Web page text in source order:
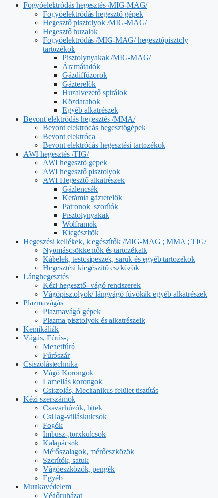
Fogyóelektródás hegesztés /MIG-MAG/
Fogyóelektródás hegesztő gépek
Hegesztő pisztolyok /MIG-MAG/
Hegesztő huzalok
Fogyóelektródás /MIG-MAG/ hegesztőpisztoly
tartozékok
Pisztolynyakak /MIG-MAG/
Áramátadók
Gázdiffúzorok
Gázterelők
Huzalvezető spirálok
Közdarabok
Egyéb alkatrészek
Bevont elektródás hegesztés /MMA/
Bevont elektródás hegesztőgépek
Bevont elektróda
Bevont elektródás hegesztési tartozékok
AWI hegesztés /TIG/
AWI hegesztő gépek
AWI hegesztő pisztolyok
AWI Hegesztő alkatrészek
Gázlencsék
Kerámia gázterelők
Patronok, szorítók
Pisztolynyakak
Wolframok
Kiegészítők
Hegeszési kellékek, kiegészítők /MIG-MAG ; MMA ; TIG/
Nyomáscsökkentők és tartozékaik
Kábelek, testcsipeszek, saruk és egyéb tartozékok
Hegesztési kiegészítő eszközök
Lánghegesztés
Kézi hegesztő- vágó rendszerek
Vágópisztolyok/ lángvágó fúvókák egyéb alkatrészek
Plazmavágás
Plazmavágó gépek
Plazma pisztolyok és alkatrészeik
Kemikáliák
Vágás, Fúrás-,
Menetfúró
Fúrószár
Csiszolástechnika
Vágó Korongok
Lamellás korongok
Csiszolás, Mechanikus felület tisztítás
Kézi szerszámok
Csavarhúzók, bitek
Csillag-villáskulcsok
Fogók
Imbusz-,torxkulcsok
Kalapácsok
Mérőszalagok, mérőeszközök
Szorítók, satuk
Vágóeszközök, pengék
Egyéb
Munkavédelem
Védőruházat